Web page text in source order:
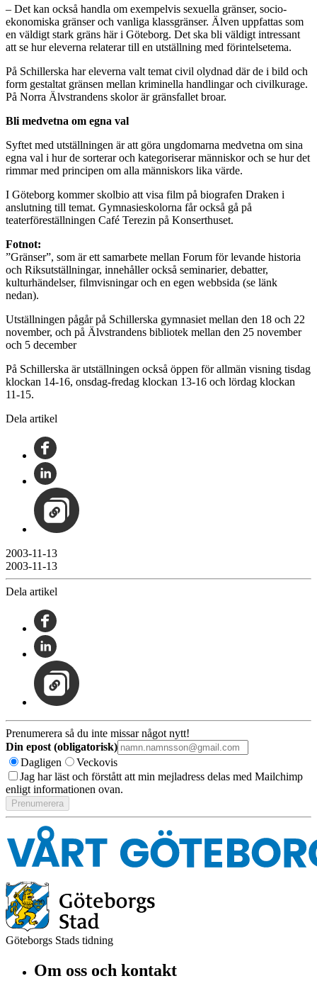
– Det kan också handla om exempelvis sexuella gränser, socio-
ekonomiska gränser och vanliga klassgränser. Älven uppfattas som
en väldigt stark gräns här i Göteborg. Det ska bli väldigt intressant
att se hur eleverna relaterar till en utställning med förintelsetema.
På Schillerska har eleverna valt temat civil olydnad där de i bild och
form gestaltat gränsen mellan kriminella handlingar och civilkurage.
På Norra Älvstrandens skolor är gränsfallet broar.
Bli medvetna om egna val
Syftet med utställningen är att göra ungdomarna medvetna om sina
egna val i hur de sorterar och kategoriserar människor och se hur det
rimmar med principen om alla människors lika värde.
I Göteborg kommer skolbio att visa film på biografen Draken i
anslutning till temat. Gymnasieskolorna får också gå på
teaterföreställningen Café Terezin på Konserthuset.
Fotnot:
”Gränser”, som är ett samarbete mellan Forum för levande historia
och Riksutställningar, innehåller också seminarier, debatter,
kulturhändelser, filmvisningar och en egen webbsida (se länk
nedan).
Utställningen pågår på Schillerska gymnasiet mellan den 18 och 22
november, och på Älvstrandens bibliotek mellan den 25 november
och 5 december
På Schillerska är utställningen också öppen för allmän visning tisdag
klockan 14-16, onsdag-fredag klockan 13-16 och lördag klockan
11-15.
Dela artikel
2003-11-13
2003-11-13
Dela artikel
Prenumerera så du inte missar något nytt!
Din epost (obligatorisk)
Dagligen
Veckovis
Jag har läst och förstått att min mejladress delas med Mailchimp
enligt informationen ovan.
Göteborgs Stads tidning
Om oss och kontakt